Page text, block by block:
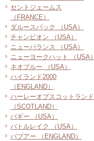
セントジェームス
（FRANCE）
ダルースパック （USA）
チャンピオン （USA）
ニューバランス （USA）
ニューヨークハット （USA）
ネオブルー （USA）
ハイランド2000
（ENGLAND）
ハーレーオブスコットランド
（SCOTLAND）
バギー （USA）
バトルレイク （USA）
バブアー （ENGLAND）